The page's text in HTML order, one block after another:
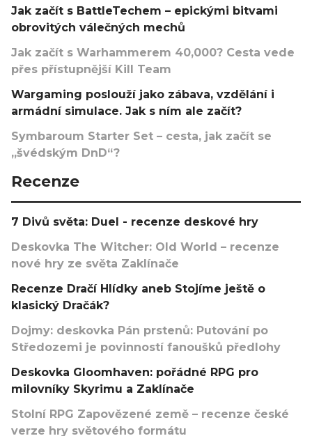
Jak začít s BattleTechem – epickými bitvami
obrovitých válečných mechů
Jak začít s Warhammerem 40,000? Cesta vede
přes přístupnější Kill Team
Wargaming poslouží jako zábava, vzdělání i
armádní simulace. Jak s ním ale začít?
Symbaroum Starter Set – cesta, jak začít se
„švédským DnD“?
Recenze
7 Divů světa: Duel - recenze deskové hry
Deskovka The Witcher: Old World – recenze
nové hry ze světa Zaklínače
Recenze Dračí Hlídky aneb Stojíme ještě o
klasický Dračák?
Dojmy: deskovka Pán prstenů: Putování po
Středozemi je povinností fanoušků předlohy
Deskovka Gloomhaven: pořádné RPG pro
milovníky Skyrimu a Zaklínače
Stolní RPG Zapovězené země – recenze české
verze hry světového formátu